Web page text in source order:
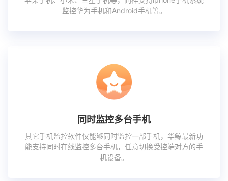
监控华为手机和Android手机等。
同时监控多台手机
其它手机监控软件仅能够同时监控一部手机，华鲸最新功
能支持同时在线监控多台手机，任意切换受控端对方的手
机设备。